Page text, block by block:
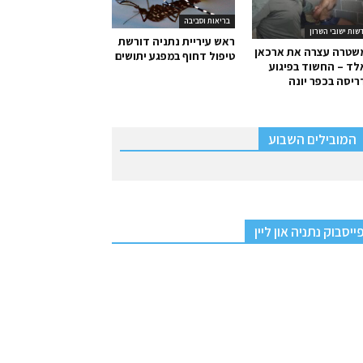
בריאות וסביבה
ראש עיריית נתניה דורשת
טיפול דחוף במפגע יתושים
ישובי השרון
עצרה את ארכאן
– החשוד בפיגוע
בכפר יונה
המובילים השבוע
פייסבוק נתניה און ליין